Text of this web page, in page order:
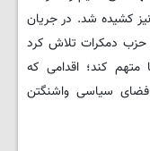
کشیده شد. در جریان
دمکرات تلاش کرد
متهم کند؛ اقدامی که
فضای سیاسی واشنگتن